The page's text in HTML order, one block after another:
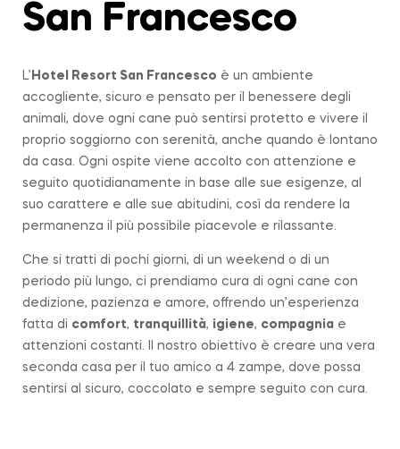
San Francesco
L’ Hotel Resort San Francesco è un ambiente
accogliente, sicuro e pensato per il benessere degli
animali, dove ogni cane può sentirsi protetto e vivere il
proprio soggiorno con serenità, anche quando è lontano
da casa. Ogni ospite viene accolto con attenzione e
seguito quotidianamente in base alle sue esigenze, al
suo carattere e alle sue abitudini, così da rendere la
permanenza il più possibile piacevole e rilassante.
Che si tratti di pochi giorni, di un weekend o di un
periodo più lungo, ci prendiamo cura di ogni cane con
dedizione, pazienza e amore, offrendo un’esperienza
fatta di comfort, tranquillità, igiene, compagnia e
attenzioni costanti. Il nostro obiettivo è creare una vera
seconda casa per il tuo amico a 4 zampe, dove possa
sentirsi al sicuro, coccolato e sempre seguito con cura.